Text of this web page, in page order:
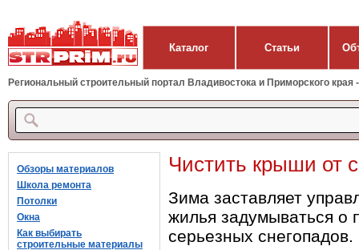
Каталог Статьи
Региональный строительный портал Владивостока и Приморского края
Обзоры материалов
Школа ремонта
Потолки
Окна
Как выбирать
строительные материалы
Чистить крыши от
Зима заставляет
жилья задумываться о
серьезных